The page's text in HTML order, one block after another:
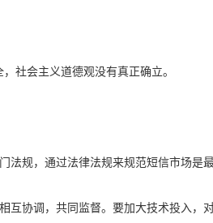
社会主义道德观没有真正确立。
规，通过法律法规来规范短信市场是
互协调，共同监督。要加大技术投入，